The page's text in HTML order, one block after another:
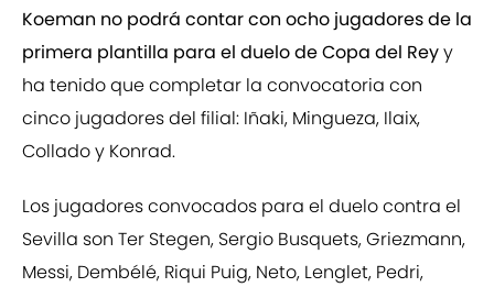
Koeman no podrá contar con ocho jugadores de la
primera plantilla para el duelo de Copa del Reyy
ha tenido que completar la convocatoria con
cinco jugadores del filial: Iñaki, Mingueza, Ilaix,
Collado y Konrad.
Los jugadores convocados para el duelo contra el
Sevilla son Ter Stegen, Sergio Busquets, Griezmann,
Messi, Dembélé, Riqui Puig, Neto, Lenglet, Pedri,